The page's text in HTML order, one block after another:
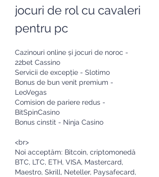
jocuri de rol cu cavaleri
pentru pc
Cazinouri online și jocuri de noroc -
22bet Cassino
Servicii de excepție - Slotimo
Bonus de bun venit premium -
LeoVegas
Comision de pariere redus -
BitSpinCasino
Bonus cinstit - Ninja Casino
<br>
Noi acceptăm: Bitcoin, criptomonedă
BTC, LTC, ETH, VISA, Mastercard,
Maestro, Skrill, Neteller, Paysafecard,